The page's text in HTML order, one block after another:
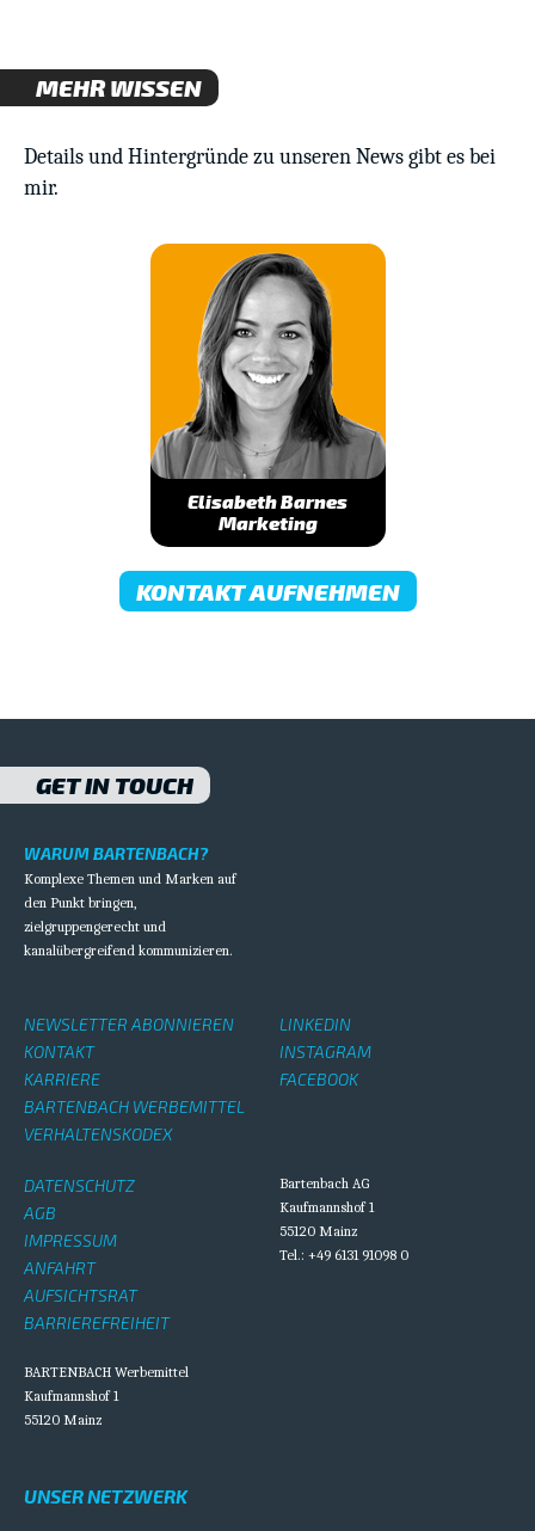
MEHR WISSEN
Details und Hintergründe zu unseren News gibt es bei
mir.
Elisabeth Barnes
Marketing
KONTAKT AUFNEHMEN
GET IN TOUCH
WARUM BARTENBACH?
Komplexe Themen und Marken auf
den Punkt bringen,
zielgruppengerecht und
kanalübergreifend kommunizieren.
NEWSLETTER ABONNIEREN
KONTAKT
KARRIERE
BARTENBACH WERBEMITTEL
VERHALTENSKODEX
LINKEDIN
INSTAGRAM
FACEBOOK
DATENSCHUTZ
AGB
IMPRESSUM
ANFAHRT
AUFSICHTSRAT
BARRIEREFREIHEIT
Bartenbach AG
Kaufmannshof 1
55120 Mainz
Tel.: +49 6131 91098 0
BARTENBACH Werbemittel
Kaufmannshof 1
55120 Mainz
UNSER NETZWERK